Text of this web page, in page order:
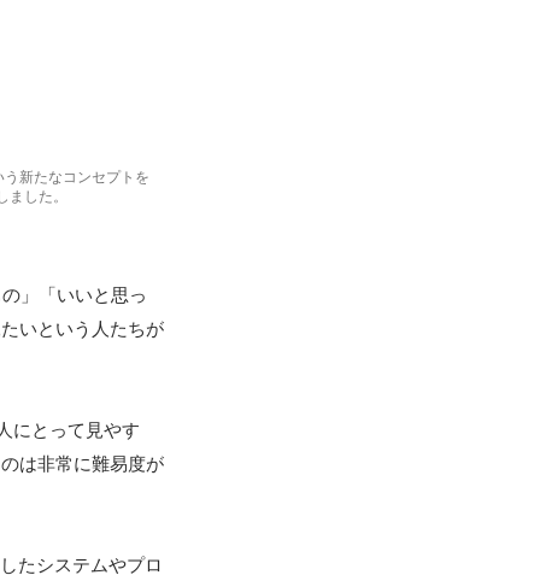
う新たなコンセプトを
した。
」「いいと思っ
いという人たちが
にとって見やす
は非常に難易度が
たシステムやプロ